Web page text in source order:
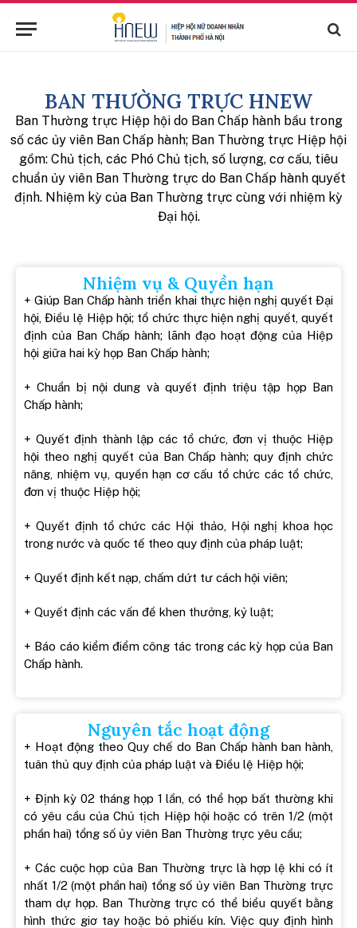
BAN THƯỜNG TRỰC HNEW
Ban Thường trực Hiệp hội do Ban Chấp hành bầu trong
số các ủy viên Ban Chấp hành; Ban Thường trực Hiệp hội
gồm: Chủ tịch, các Phó Chủ tịch, số lượng, cơ cấu, tiêu
chuẩn ủy viên Ban Thường trực do Ban Chấp hành quyết
định. Nhiệm kỳ của Ban Thường trực cùng với nhiệm kỳ
Đại hội.
Nhiệm vụ & Quyền hạn
+ Giúp Ban Chấp hành triển khai thực hiện nghị quyết Đại
hội, Điều lệ Hiệp hội; tổ chức thực hiện nghị quyết, quyết
định của Ban Chấp hành; lãnh đạo hoạt động của Hiệp
hội giữa hai kỳ họp Ban Chấp hành;
+ Chuẩn bị nội dung và quyết định triệu tập họp Ban
Chấp hành;
+ Quyết định thành lập các tổ chức, đơn vị thuộc Hiệp
hội theo nghị quyết của Ban Chấp hành; quy định chức
năng, nhiệm vụ, quyền hạn cơ cấu tổ chức các tổ chức,
đơn vị thuộc Hiệp hội;
+ Quyết định tổ chức các Hội thảo, Hội nghị khoa học
trong nước và quốc tế theo quy định của pháp luật;
+ Quyết định kết nạp, chấm dứt tư cách hội viên;
+ Quyết định các vấn đề khen thưởng, kỷ luật;
+ Báo cáo kiểm điểm công tác trong các kỳ họp của Ban
Chấp hành.
Nguyên tắc hoạt động
+ Hoạt động theo Quy chế do Ban Chấp hành ban hành,
tuân thủ quy định của pháp luật và Điều lệ Hiệp hội;
+ Định kỳ 02 tháng họp 1 lần, có thể họp bất thường khi
có yêu cầu của Chủ tịch Hiệp hội hoặc có trên 1/2 (một
phần hai) tổng số ủy viên Ban Thường trực yêu cầu;
+ Các cuộc họp của Ban Thường trực là hợp lệ khi có ít
nhất 1/2 (một phần hai) tổng số ủy viên Ban Thường trực
tham dự họp. Ban Thường trực có thể biểu quyết bằng
hình thức giơ tay hoặc bỏ phiếu kín. Việc quy định hình